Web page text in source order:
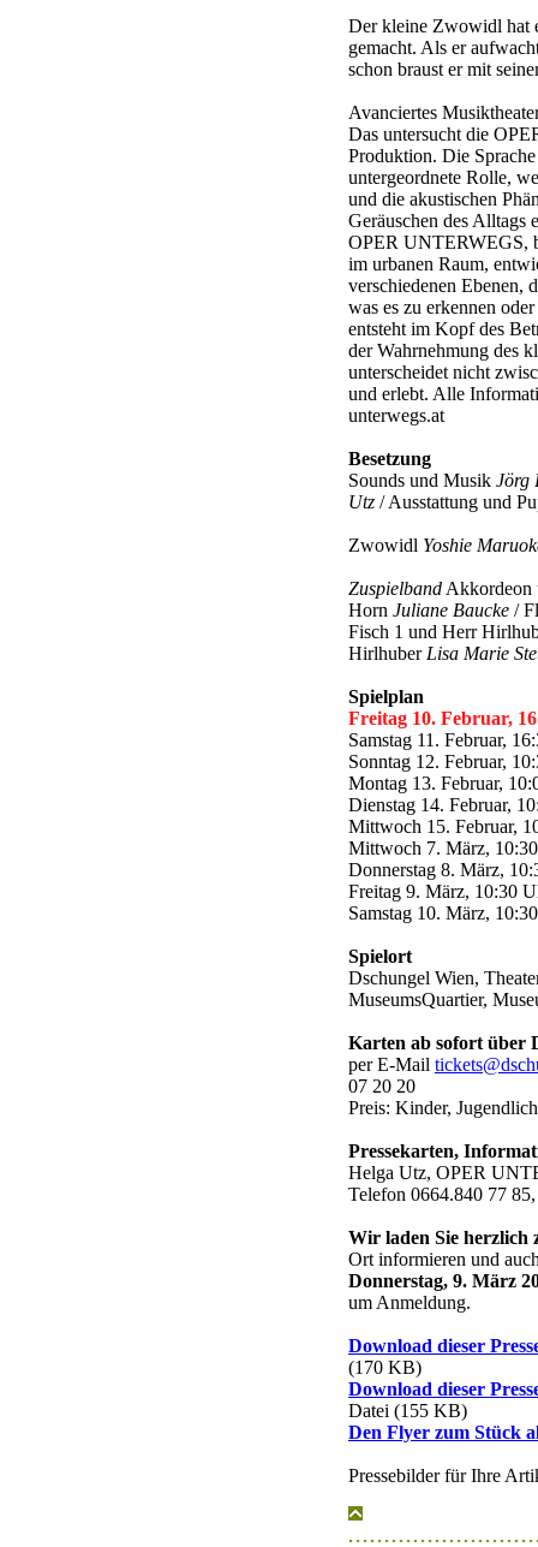
Der kleine Zwowidl hat
gemacht. Als er
schon braust er mit
Avanciertes
Das untersucht die
Produktion. Die
untergeordnete Rolle,
und die akustischen
Geräuschen des Alltags
OPER UNTERWEGS,
im urbanen Raum,
verschiedenen Ebenen,
was es zu erkennen
entsteht im Kopf des
der Wahrnehmung des
unterscheidet nicht
und erlebt. Alle
unterwegs.at
Besetzung
Sounds und Musik Jörg
Utz / Ausstattung und
Zwowidl Yoshie
Zuspielband Akkordeon
Horn Juliane Baucke /
Fisch 1 und Herr
Hirlhuber Lisa Marie
Spielplan
Freitag 10. Februar,
Samstag 11. Februar,
Sonntag 12. Februar,
Montag 13. Februar,
Dienstag 14. Februar,
Mittwoch 15. Februar,
Mittwoch 7. März,
Donnerstag 8. März,
Freitag 9. März, 10:30
Samstag 10. März,
Spielort
Dschungel Wien,
MuseumsQuartier,
Karten ab sofort über
per E-Mail
07 20 20
Preis: Kinder,
Pressekarten,
Helga Utz, OPER
Telefon 0664.840 77
Wir laden Sie herzlich
Ort informieren und
Donnerstag, 9. März
um Anmeldung.
Download dieser
(170 KB)
Download dieser
Datei (155 KB)
Den Flyer zum Stück
Pressebilder für Ihre